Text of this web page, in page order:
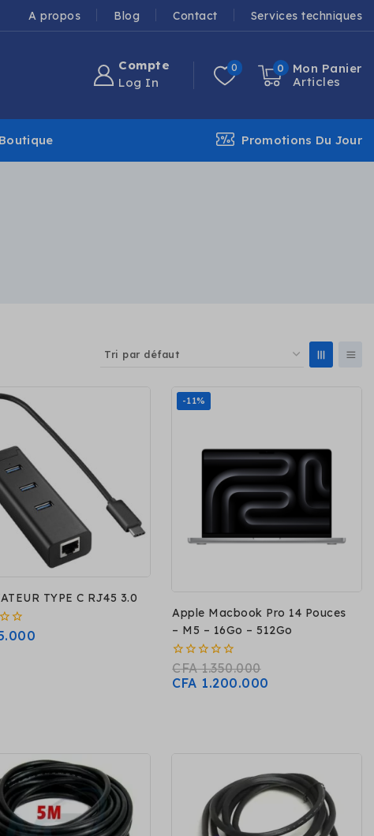
A propos Blog Contact Services techniques
Compte
Log In
0 0
Mon Panier
Articles
Boutique Promotions Du Jour
TYPE C RJ45 3.0
-11%
Apple Macbook Pro 14 Pouces
– M5 – 16Go – 512Go
0
sur
5
CFA1.350.000
CFA 1.200.000